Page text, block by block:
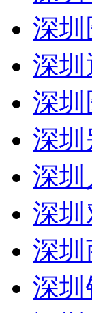
深
深
深
深
深
深
深
深